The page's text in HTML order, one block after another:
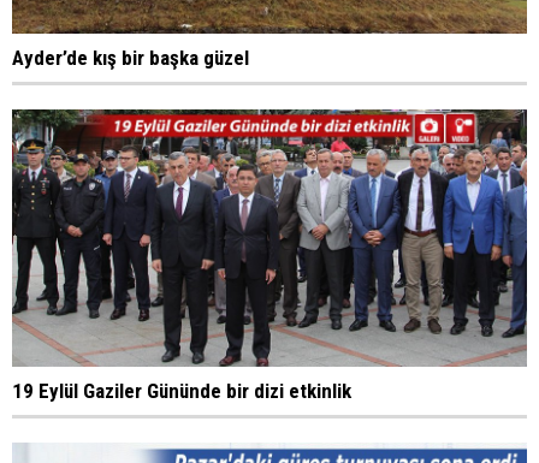
Ayder’de kış bir başka güzel
19 Eylül Gaziler Gününde bir dizi etkinlik